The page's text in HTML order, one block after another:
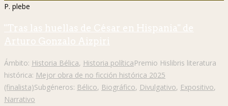
P. plebe
"Tras las huellas de César en Hispania" de
Arturo Gonzalo Aizpiri
Ámbito: Historia Bélica, Historia políticaPremio Hislibris literatura
histórica: Mejor obra de no ficción histórica 2025
(finalista)Subgéneros: Bélico, Biográfico, Divulgativo, Expositivo,
Narrativo